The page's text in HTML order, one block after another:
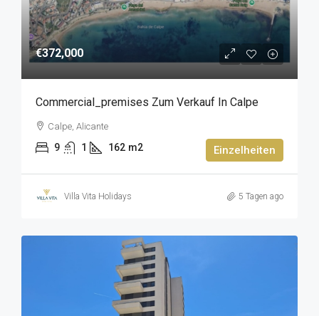
€372,000
Commercial_premises Zum Verkauf In Calpe
Calpe, Alicante
9 1 162 m2 Einzelheiten
Villa Vita Holidays 5 Tagen ago